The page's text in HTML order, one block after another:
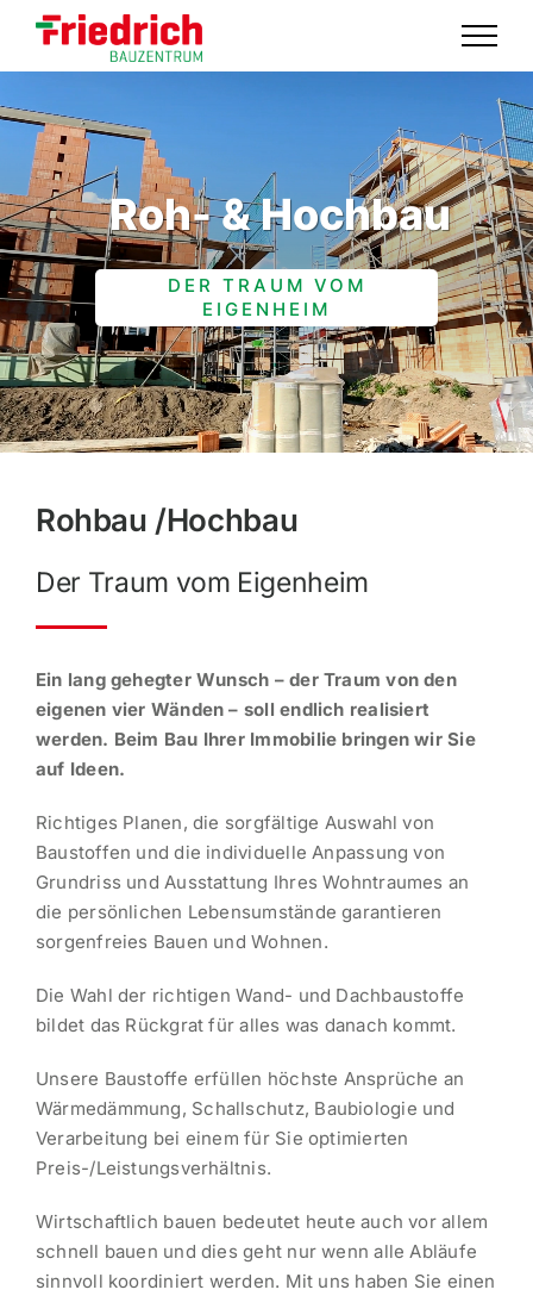
content
Roh- & Hochbau
DER TRAUM VOM
EIGENHEIM
Rohbau /​Hochbau
Der Traum vom Eigenheim
Ein lang gehegter Wunsch – der Traum von den
eigenen vier Wänden – soll endlich reali­siert
werden. Beim Bau Ihrer Immobilie bringen wir Sie
auf Ideen.
Richtiges Planen, die sorgfältige Auswahl von
Baustoffen und die indivi­duelle Anpassung von
Grundriss und Ausstattung Ihres Wohntraumes an
die persön­lichen Lebens­um­stände garan­tieren
sorgen­freies Bauen und Wohnen.
Die Wahl der richtigen Wand- und Dachbau­stoffe
bildet das Rückgrat für alles was danach kommt.
Unsere Baustoffe erfüllen höchste Ansprüche an
Wärme­dämmung, Schall­schutz, Baubio­logie und
Verar­beitung bei einem für Sie optimierten
Preis-/Leistungs­ver­hältnis.
Wirtschaftlich bauen bedeutet heute auch vor allem
schnell bauen und dies geht nur wenn alle Abläufe
sinnvoll koordi­niert werden. Mit uns haben Sie einen